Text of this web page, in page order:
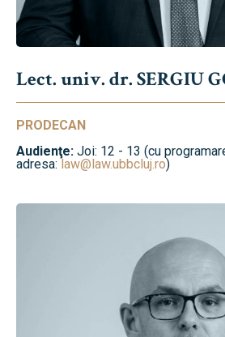
Lect. univ. dr. SERGIU
PRODECAN
Audienţe: Joi: 12 - 13 (cu
adresa:law@law.ubbcluj.ro)